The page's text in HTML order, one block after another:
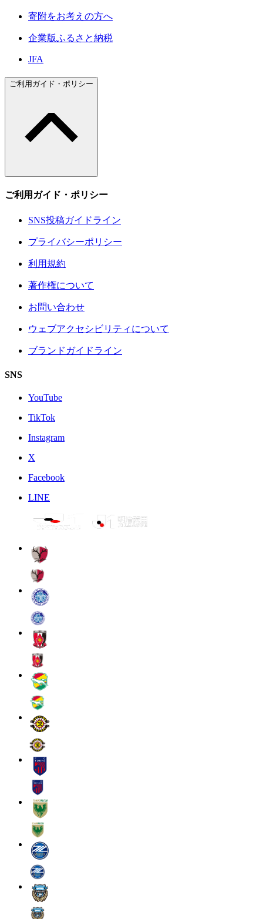
寄附をお考えの方へ
企業版ふるさと納税
JFA
ご利用ガイド・ポリシー
ご利用ガイド・ポリシー
SNS投稿ガイドライン
プライバシーポリシー
利用規約
著作権について
お問い合わせ
ウェブアクセシビリティについて
ブランドガイドライン
SNS
YouTube
TikTok
Instagram
X
Facebook
LINE